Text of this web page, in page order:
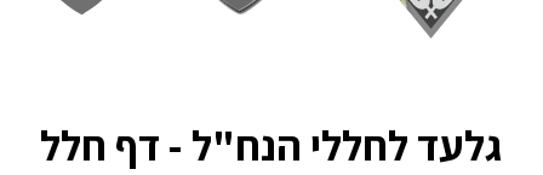
גלעד לחללי הנח"ל - דף חלל